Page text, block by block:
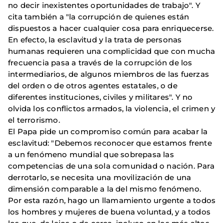
no decir inexistentes oportunidades de trabajo". Y
cita también a "la corrupción de quienes están
dispuestos a hacer cualquier cosa para enriquecerse.
En efecto, la esclavitud y la trata de personas
humanas requieren una complicidad que con mucha
frecuencia pasa a través de la corrupción de los
intermediarios, de algunos miembros de las fuerzas
del orden o de otros agentes estatales, o de
diferentes instituciones, civiles y militares". Y no
olvida los conflictos armados, la violencia, el crimen y
el terrorismo.
El Papa pide un compromiso común para acabar la
esclavitud: "Debemos reconocer que estamos frente
a un fenómeno mundial que sobrepasa las
competencias de una sola comunidad o nación. Para
derrotarlo, se necesita una movilización de una
dimensión comparable a la del mismo fenómeno.
Por esta razón, hago un llamamiento urgente a todos
los hombres y mujeres de buena voluntad, y a todos